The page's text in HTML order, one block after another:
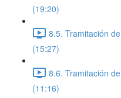
(19:20)
8.5. Tramitación
(15:27)
8.6. Tramitación
(11:16)